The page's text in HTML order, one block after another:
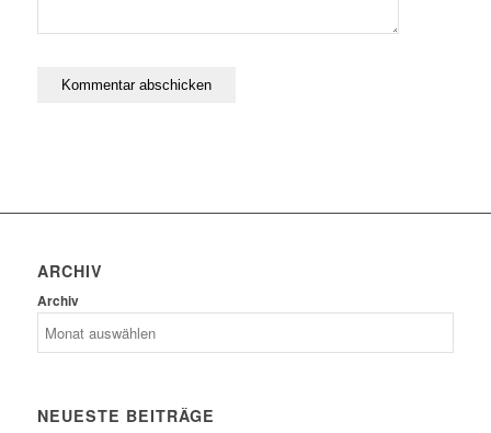
ARCHIV
Archiv
NEUESTE BEITRÄGE